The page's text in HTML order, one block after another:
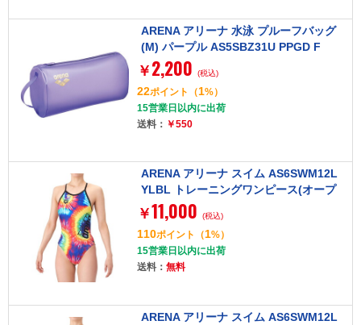
ARENA アリーナ 水泳 プルーフバッグ
(M) パープル AS5SBZ31U PPGD F
￥ 2,200 (税込)
22ポイント （1%）
15営業日以内に出荷
送料： ￥550
ARENA アリーナ スイム AS6SWM12L
YLBL トレーニングワンピース(オープ
ンバック) イエロー×ブルー Mサイズ TO
UGHSUIT (タフスーツ) [練習用水着]
￥11,000 (税込)
110ポイント （1%）
15営業日以内に出荷
送料： 無料
ARENA アリーナ スイム AS6SWM12L